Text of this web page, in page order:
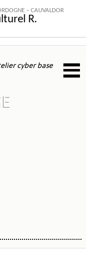
– CAUVALDOR
R.
cyber base